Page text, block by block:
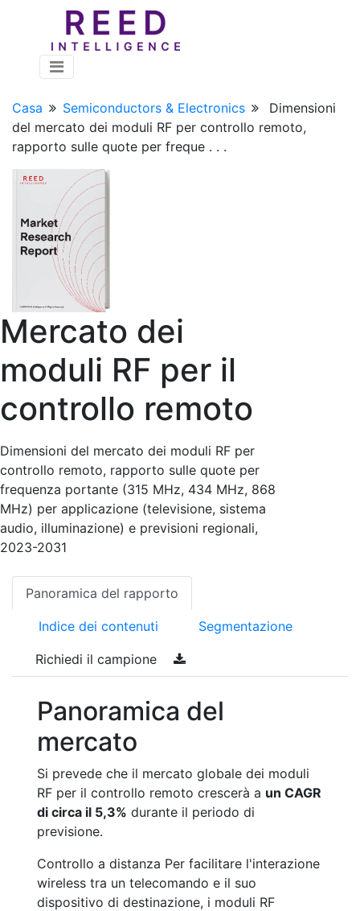
Casa Semiconductors & Electronics
Dimensioni
del mercato dei moduli RF per controllo remoto,
rapporto sulle quote per freque . . .
Mercato dei
moduli RF per il
controllo remoto
Dimensioni del mercato dei moduli RF per
controllo remoto, rapporto sulle quote per
frequenza portante (315 MHz, 434 MHz, 868
MHz) per applicazione (televisione, sistema
audio, illuminazione) e previsioni regionali,
2023-2031
Panoramica del rapporto
Indice dei contenuti Segmentazione
Richiedi il campione
Panoramica del
mercato
Si prevede che il mercato globale dei moduli
RF per il controllo remoto crescerà a un CAGR
di circa il 5,3% durante il periodo di
previsione.
Controllo a distanza Per facilitare l'interazione
wireless tra un telecomando e il suo
dispositivo di destinazione, i moduli RF